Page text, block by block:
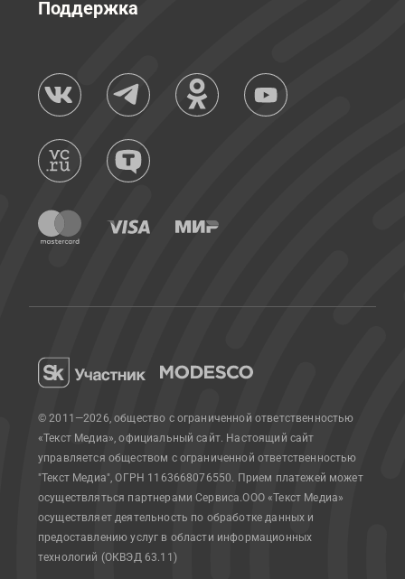
Поддержка
© 2011—2026, общество с ограниченной ответственностью
«Текст Медиа», официальный сайт. Настоящий сайт
управляется обществом с ограниченной ответственностью
"Текст Медиа", ОГРН 1163668076550. Прием платежей может
осуществляться партнерами Сервиса.ООО «Текст Медиа»
осуществляет деятельность по обработке данных и
предоставлению услуг в области информационных
технологий (ОКВЭД 63.11)